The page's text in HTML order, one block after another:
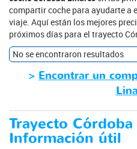
compartir coche para ayudarte a
viaje. Aquí están los mejores
próximos días para el trayecto
No se encontraron resultados
> Encontrar un
Trayecto
Información útil